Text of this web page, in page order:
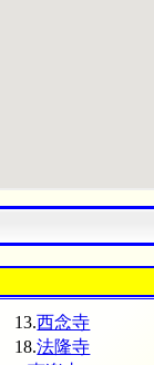
13.西念寺
18.法隆寺